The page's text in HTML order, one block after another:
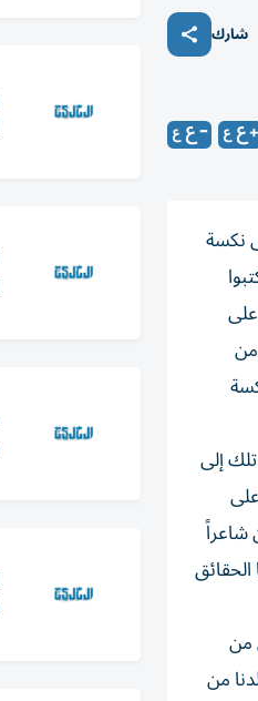
شارك
نكسة
من
إلى
شاعراً
من
من